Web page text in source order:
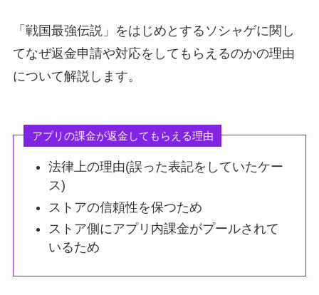
「戦国最強伝説」をはじめとするソシャゲに関し
てなぜ返金申請や対応をしてもらえるのかの理由
について解説します。
アプリの課金が返金してもらえる理由
法律上の理由(誤った表記をしていたケー
ス)
ストアの信頼性を保つため
ストア側にアプリ内課金がプールされて
いるため